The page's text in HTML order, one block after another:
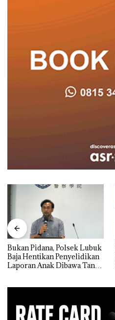
Bukan Pidana, Polsek Lubuk
Baja Hentikan Penyelidikan
Laporan Anak Dibawa Tanpa